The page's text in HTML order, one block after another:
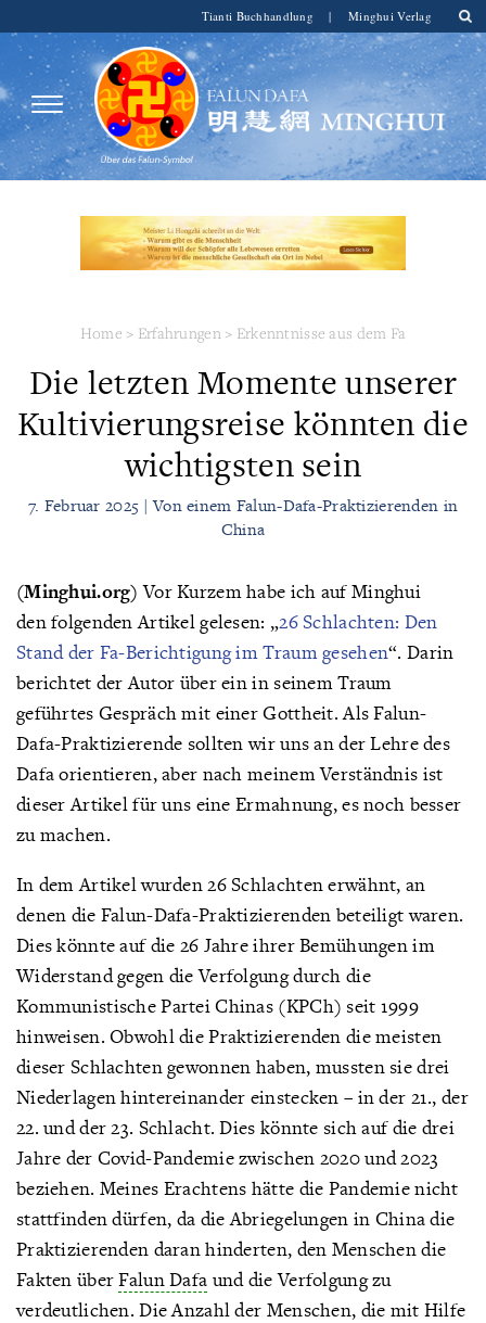
Tianti Buchhandlung | Minghui Verlag
Home > Erfahrungen> Erkenntnisse aus dem Fa
Die letzten Momente unserer
Kultivierungsreise könnten die
wichtigsten sein
7. Februar 2025 | Von einem Falun-Dafa-Praktizierenden in
China
(Minghui.org) Vor Kurzem habe ich auf Minghui
den folgenden Artikel gelesen: „26 Schlachten: Den
Stand der Fa-Berichtigung im Traum gesehen“. Darin
berichtet der Autor über ein in seinem Traum
geführtes Gespräch mit einer Gottheit. Als Falun-
Dafa-Praktizierende sollten wir uns an der Lehre des
Dafa orientieren, aber nach meinem Verständnis ist
dieser Artikel für uns eine Ermahnung, es noch besser
zu machen.
In dem Artikel wurden 26 Schlachten erwähnt, an
denen die Falun-Dafa-Praktizierenden beteiligt waren.
Dies könnte auf die 26 Jahre ihrer Bemühungen im
Widerstand gegen die Verfolgung durch die
Kommunistische Partei Chinas (KPCh) seit 1999
hinweisen. Obwohl die Praktizierenden die meisten
dieser Schlachten gewonnen haben, mussten sie drei
Niederlagen hintereinander einstecken – in der 21., der
22. und der 23. Schlacht. Dies könnte sich auf die drei
Jahre der Covid-Pandemie zwischen 2020 und 2023
beziehen. Meines Erachtens hätte die Pandemie nicht
stattfinden dürfen, da die Abriegelungen in China die
Praktizierenden daran hinderten, den Menschen die
Fakten überFalun Dafa und die Verfolgung zu
verdeutlichen. Die Anzahl der Menschen, die mit Hilfe